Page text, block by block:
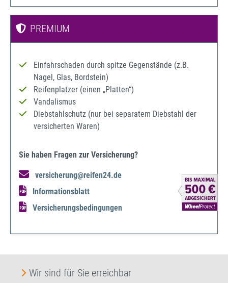
PREMIUM
Einfahrschaden durch spitze Gegenstände (z.B.
Nagel, Glas, Bordstein)
Reifenplatzer (einen „Platten“)
Vandalismus
Diebstahlschutz (nur bei separatem Diebstahl der
versicherten Waren)
Sie haben Fragen zur Versicherung?
versicherung@reifen24.de
Informationsblatt
Versicherungsbedingungen
Wir sind für Sie erreichbar